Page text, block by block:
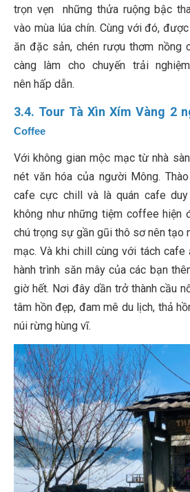
trọn vẹn những thửa ruộng bậc
vào mùa lúa chín. Cùng với đó,
ăn đặc sản, chén rượu thơm nồng
càng làm cho chuyến trải
nên hấp dẫn.
3.4. Tour Tà Xìn Xím Vàng 2
Coffee
Với không gian mộc mạc từ nhà
nét văn hóa của người Mông.
cafe cực chill và là quán cafe duy
không như những tiệm coffee hiện
chú trọng sự gần gũi thô sơ nên tạo
mạc. Và khi chill cùng với tách cafe
hành trình săn mây của các bạn
giờ hết. Nơi đây dần trở thành cầu
tâm hồn đẹp, đam mê du lịch, thả
núi rừng hùng vĩ.